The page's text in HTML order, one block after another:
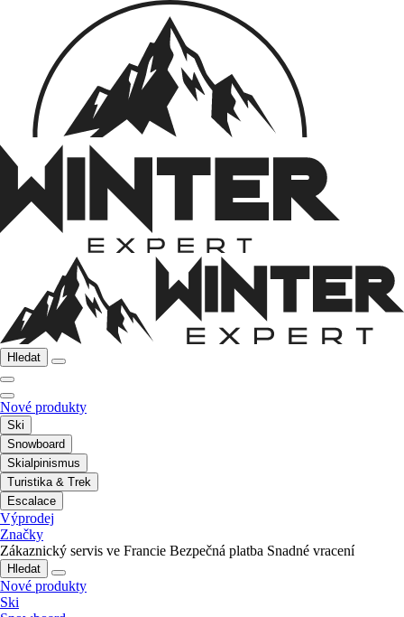
Hledat
Nové produkty
Ski
Snowboard
Skialpinismus
Turistika & Trek
Escalace
Výprodej
Značky
Zákaznický servis ve Francie Bezpečná platba Snadné vracení
Hledat
Nové produkty
Ski